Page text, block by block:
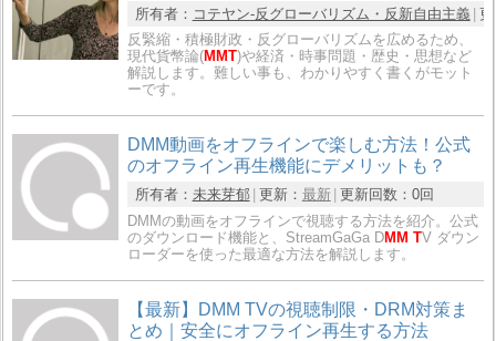
所有者： コテヤン-反グローバリズム・反新自由主義
反緊縮・積極財政・反グローバリズムを広めるため、
現代貨幣論(MMT)や経済・時事問題・歴史・思想など
解説します。難しい事も、わかりやすく書くがモット
ーです。
DMM動画をオフラインで楽しむ方法！公式
のオフライン再生機能にデメリットも？
所有者： 未来芽郁 更新： 最新 更新回数： 0回
DMMの動画をオフラインで視聴する方法を紹介。公式
のダウンロード機能と、StreamGaGa DMM TV ダウン
ローダーを使った最適な方法を解説します。
【最新】DMM TVの視聴制限・DRM対策ま
とめ｜安全にオフライン再生する方法